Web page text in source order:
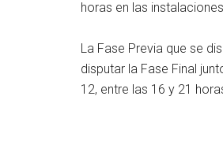
horas en las
La Fase Previa que se
disputar la Fase Final
12, entre las 16 y 21